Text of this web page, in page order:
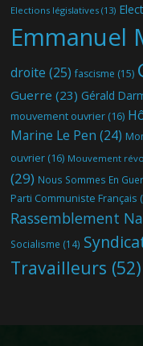
Elections législatives (13)
Emmanuel
droite (25) fascisme (15)
Guerre (23) Gérald
mouvement ouvrier (16)
Marine Le Pen (24)
ouvrier (16) Mouvement
(29) Nous Sommes En
Parti Communiste Français
Rassemblement
Socialisme (14)
Travailleurs (52)